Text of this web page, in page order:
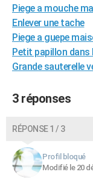
Carte de Noël
Carte Bonne année
Carte Saint-Valentin
Carte Pâques
Carte d'anniversaire
DICTIONNAIRE
Dictionnaire
Biographies
Citations
Expressions
Proverbes
PROGRAMME TV
COPAINS D'AVANT
AVIS DE DÉCÈS
Piege a mouche
Enlever une tache
Piege a guepe
Petit papillon dans
Grande sauterelle
3 réponses
RÉPONSE 1 / 3
Profil bloqué
Modifié le 20